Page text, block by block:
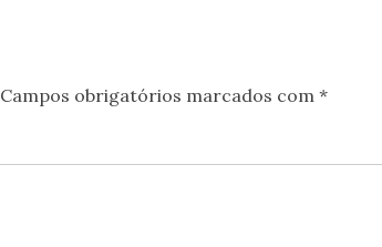
Campos obrigatórios marcados com *